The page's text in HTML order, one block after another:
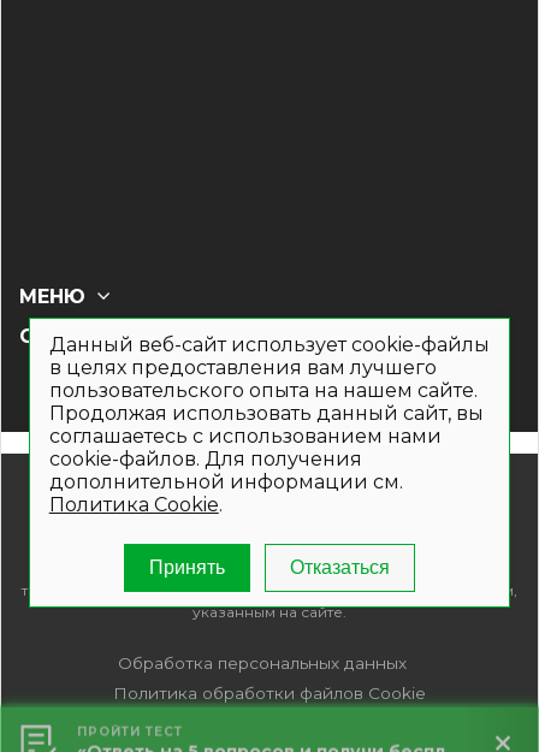
СОЦ СЕТИ
МЕНЮ
© 2019- 2026. Общество с ограниченной ответственностью
характер и не является публичной офертой. Для получения
подробной информации о наличии и стоимости указанных
товаров и (или) услуг , пожалуйста, обращайтесь по телефонам,
указанным на сайте.
Обработка персональных данных
Политика обработки файлов Cookie
Данный веб-сайт использует cookie-файлы
в целях предоставления вам лучшего
пользовательского опыта на нашем сайте.
Продолжая использовать данный сайт, вы
соглашаетесь с использованием нами
cookie-файлов. Для получения
дополнительной информации см.
Политика Cookie.
Принять Отказаться
ПРОЙТИ ТЕСТ